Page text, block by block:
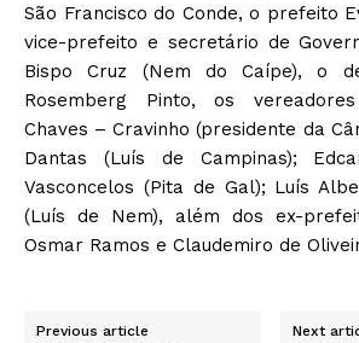
São Francisco do Conde, o prefeito
vice-prefeito e secretário de
Bispo Cruz (Nem do Caípe), o
Rosemberg Pinto, os
Chaves – Cravinho (presidente da
Dantas (Luís de Campinas);
Vasconcelos (Pita de Gal); Luís
(Luís de Nem), além dos ex-
Osmar Ramos e Claudemiro de
Previous article Next